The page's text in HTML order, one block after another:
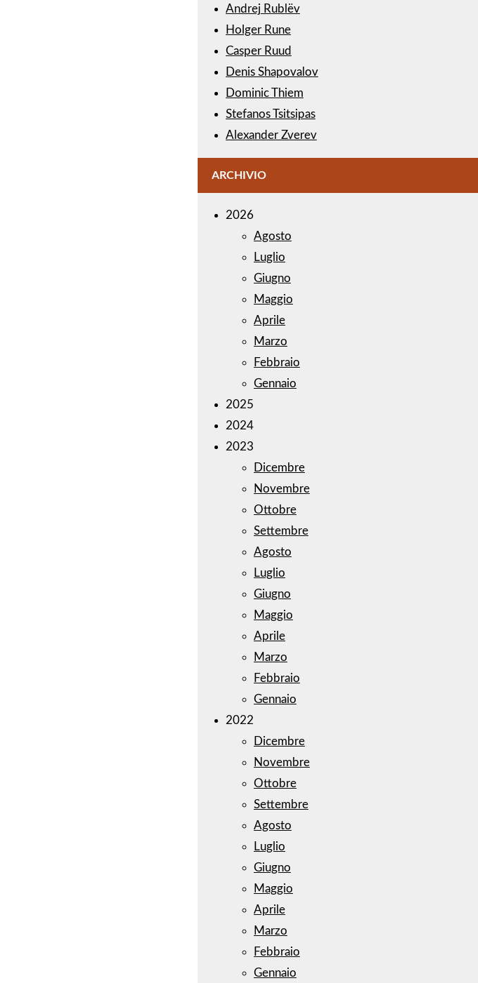
Andrej Rublëv
Holger Rune
Casper Ruud
Denis Shapovalov
Dominic Thiem
Stefanos Tsitsipas
Alexander Zverev
ARCHIVIO
2026
Agosto
Luglio
Giugno
Maggio
Aprile
Marzo
Febbraio
Gennaio
2025
2024
2023
Dicembre
Novembre
Ottobre
Settembre
Agosto
Luglio
Giugno
Maggio
Aprile
Marzo
Febbraio
Gennaio
2022
Dicembre
Novembre
Ottobre
Settembre
Agosto
Luglio
Giugno
Maggio
Aprile
Marzo
Febbraio
Gennaio